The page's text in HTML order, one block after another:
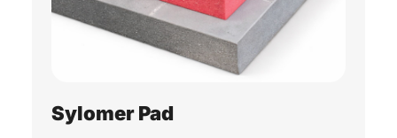
Sylomer Pad